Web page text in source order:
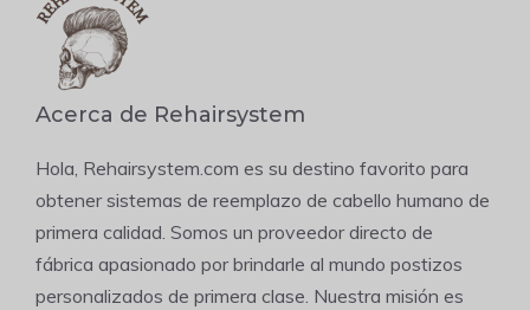
Acerca de Rehairsystem
Hola, Rehairsystem.com es su destino favorito para
obtener sistemas de reemplazo de cabello humano de
primera calidad. Somos un proveedor directo de
fábrica apasionado por brindarle al mundo postizos
personalizados de primera clase. Nuestra misión es